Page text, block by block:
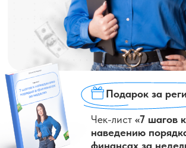
Зарегистрироваться бесплатно
РЕАЛЬНОСТЬ,
В КОТОРОЙ МЫ
ОКАЗАЛИСЬ